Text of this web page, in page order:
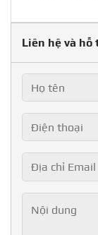
Liên hệ và hỗ